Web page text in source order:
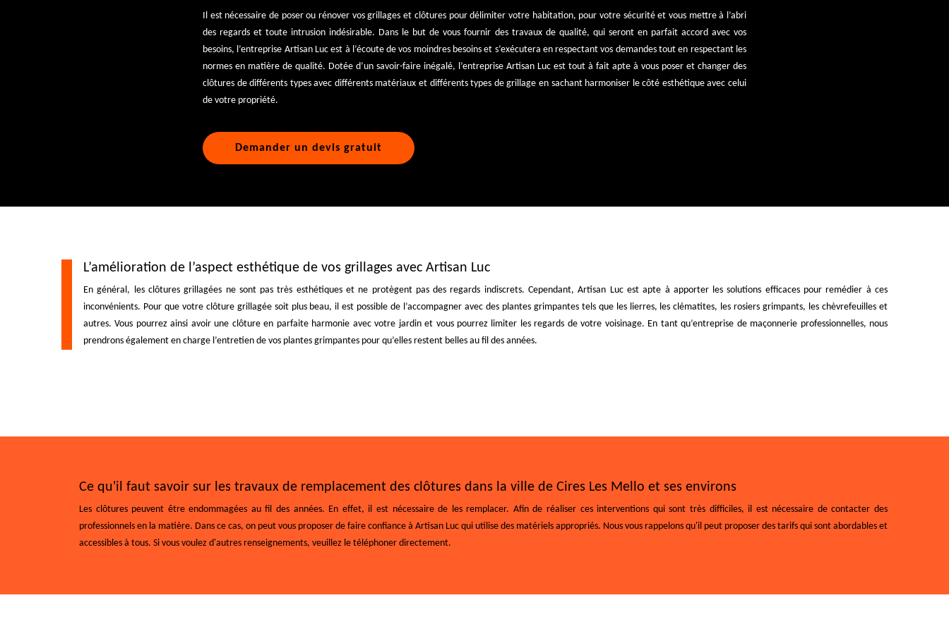
Il est nécessaire de poser ou rénover vos grillages et clôtures pour délimiter votre habitation, pour votre sécurité et vous mettre à l’abri
des regards et toute intrusion indésirable. Dans le but de vous fournir des travaux de qualité, qui seront en parfait accord avec vos
besoins, l’entreprise Artisan Luc est à l’écoute de vos moindres besoins et s’exécutera en respectant vos demandes tout en respectant les
normes en matière de qualité. Dotée d’un savoir-faire inégalé, l’entreprise Artisan Luc est tout à fait apte à vous poser et changer des
clôtures de différents types avec différents matériaux et différents types de grillage en sachant harmoniser le côté esthétique avec celui
de votre propriété.
Demander un devis gratuit
L’amélioration de l’aspect esthétique de vos grillages avec Artisan Luc
En général, les clôtures grillagées ne sont pas très esthétiques et ne protègent pas des regards indiscrets. Cependant, Artisan Luc est apte à apporter les solutions efficaces pour remédier à ces
inconvénients. Pour que votre clôture grillagée soit plus beau, il est possible de l’accompagner avec des plantes grimpantes tels que les lierres, les clématites, les rosiers grimpants, les chèvrefeuilles et
autres. Vous pourrez ainsi avoir une clôture en parfaite harmonie avec votre jardin et vous pourrez limiter les regards de votre voisinage. En tant qu’entreprise de maçonnerie professionnelles, nous
prendrons également en charge l’entretien de vos plantes grimpantes pour qu’elles restent belles au fil des années.
Ce qu'il faut savoir sur les travaux de remplacement des clôtures dans la ville de Cires Les Mello et ses environs
Les clôtures peuvent être endommagées au fil des années. En effet, il est nécessaire de les remplacer. Afin de réaliser ces interventions qui sont très difficiles, il est nécessaire de contacter des
professionnels en la matière. Dans ce cas, on peut vous proposer de faire confiance à Artisan Luc qui utilise des matériels appropriés. Nous vous rappelons qu'il peut proposer des tarifs qui sont abordables et
accessibles à tous. Si vous voulez d'autres renseignements, veuillez le téléphoner directement.